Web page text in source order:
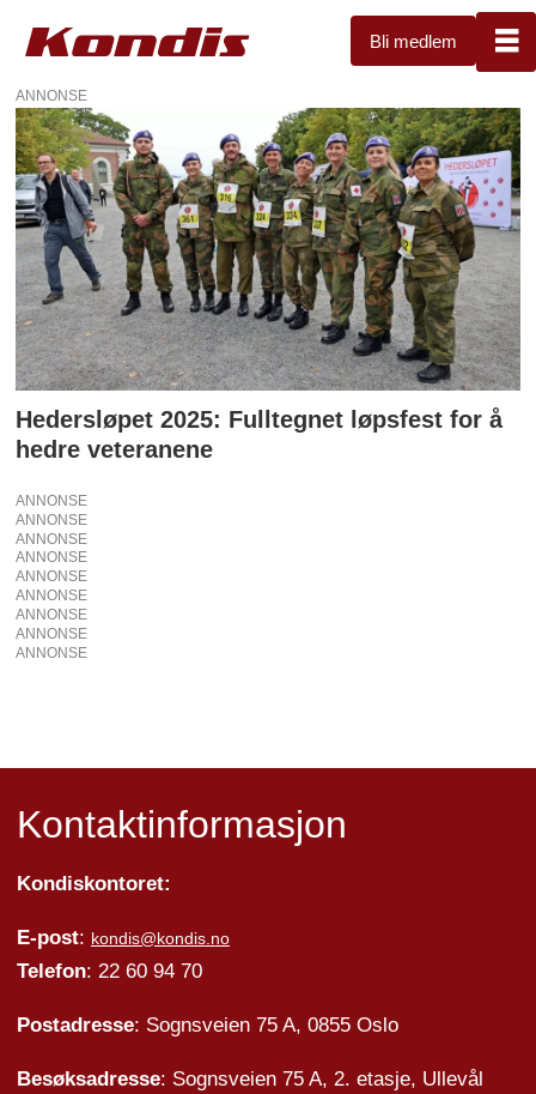
Bli medlem
Tag:
nvio
oslo
runners
ANNONSE
Hedersløpet 2025: Fulltegnet løpsfest for å
hedre veteranene
ANNONSE
ANNONSE
ANNONSE
ANNONSE
ANNONSE
ANNONSE
ANNONSE
ANNONSE
ANNONSE
Kontaktinformasjon
Kondiskontoret:
E-post: kondis@kondis.no
Telefon: 22 60 94 70
Postadresse: Sognsveien 75 A, 0855 Oslo
Besøksadresse: Sognsveien 75 A, 2. etasje, Ullevål